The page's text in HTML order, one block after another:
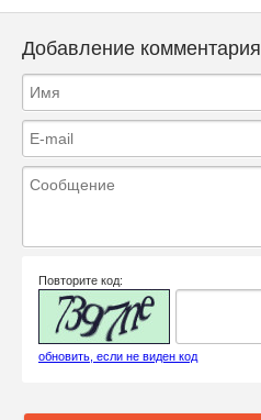
Добавление комментария
Повторите код:
обновить, если не виден код